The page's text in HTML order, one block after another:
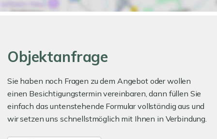
Objektanfrage
Sie haben noch Fragen zu dem Angebot oder wollen
einen Besichtigungstermin vereinbaren, dann füllen Sie
einfach das untenstehende Formular vollständig aus und
wir setzen uns schnellstmöglich mit Ihnen in Verbindung.